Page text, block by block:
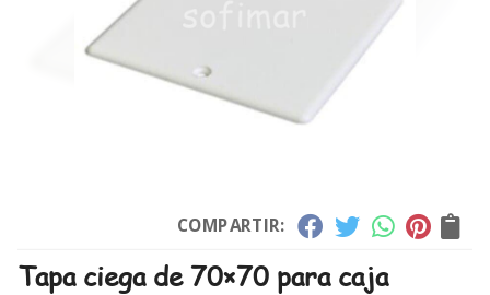
COMPARTIR:
Tapa ciega de 70×70 para caja